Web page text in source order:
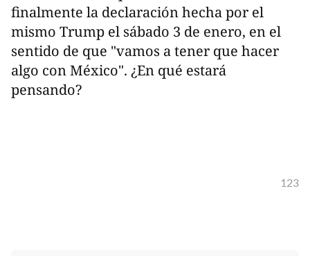
finalmente la declaración hecha por el
mismo Trump el sábado 3 de enero, en el
sentido de que "vamos a tener que hacer
algo con México". ¿En qué estará
pensando?
123